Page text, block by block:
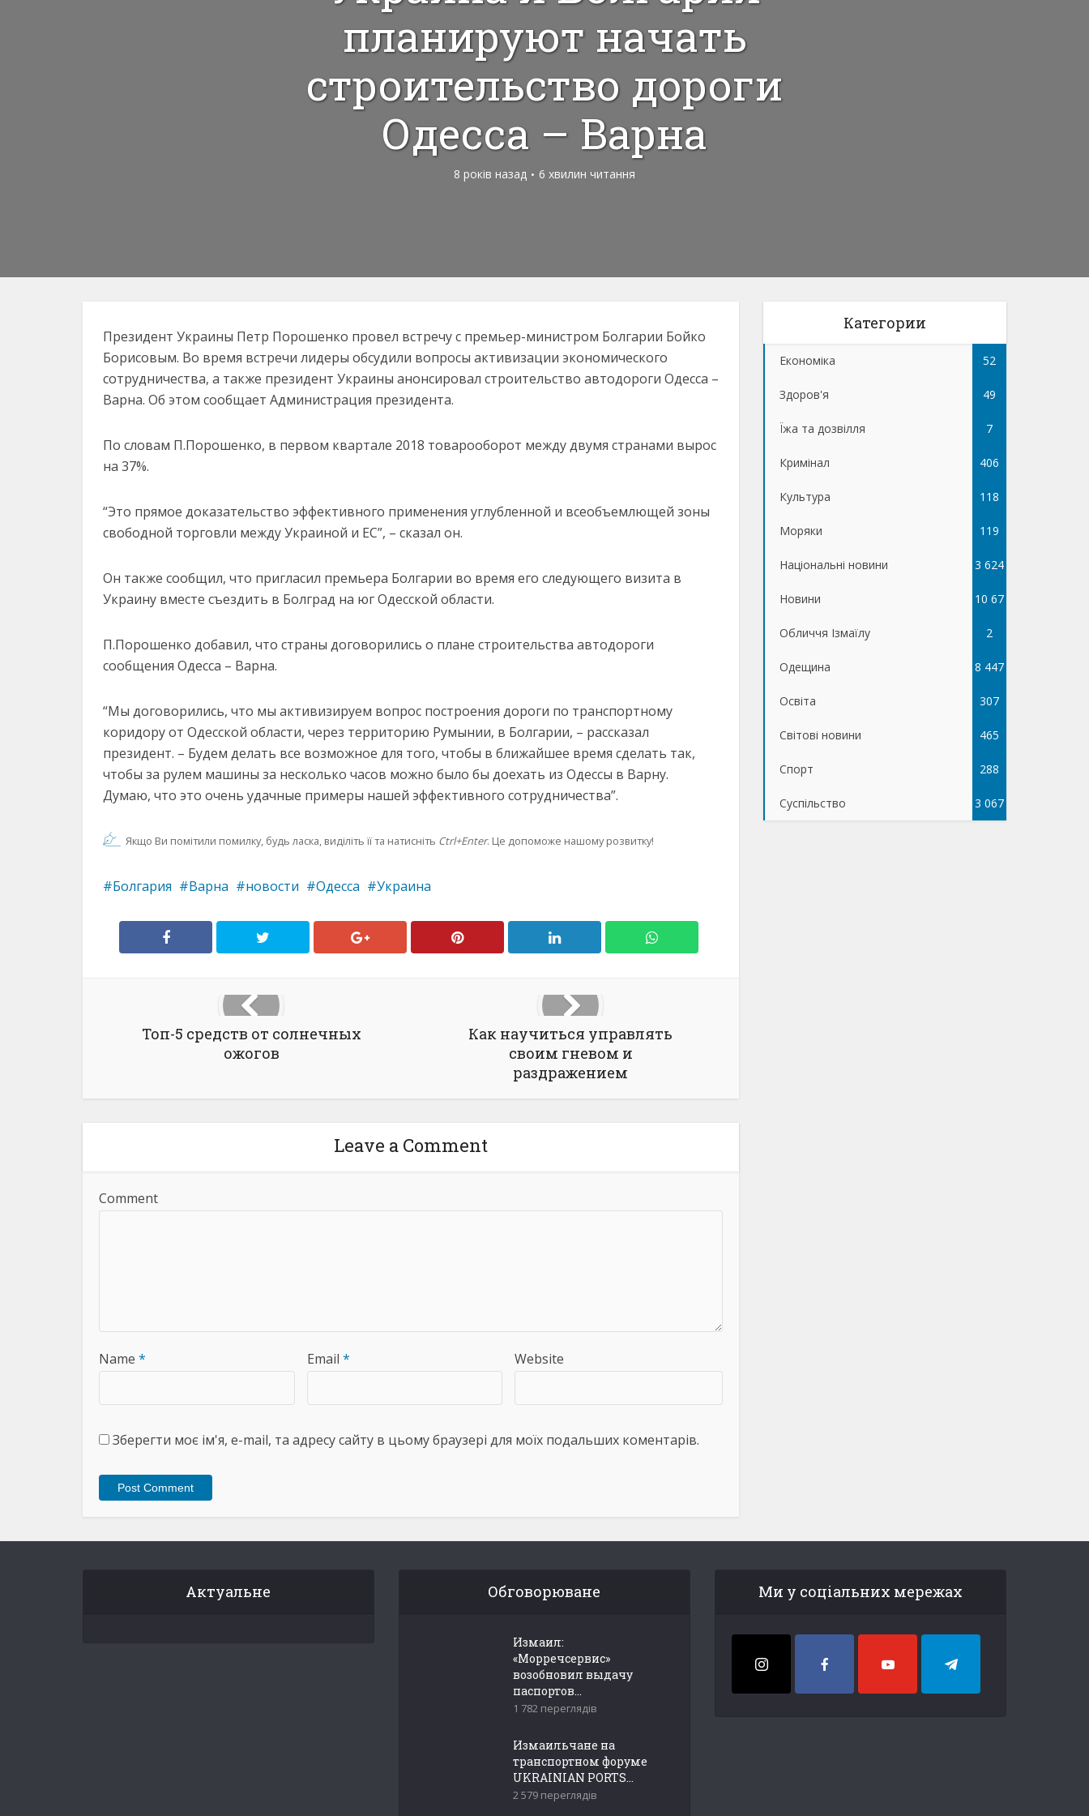
планируют начать
строительство дороги
Одесса – Варна
8 років назад 6 хвилин читання
Президент Украины Петр Порошенко провел встречу с премьер-министром Болгарии Бойко
Борисовым. Во время встречи лидеры обсудили вопросы активизации экономического
сотрудничества, а также президент Украины анонсировал строительство автодороги Одесса –
Варна. Об этом сообщает Администрация президента.
По словам П.Порошенко, в первом квартале 2018 товарооборот между двумя странами вырос
на 37%.
“Это прямое доказательство эффективного применения углубленной и всеобъемлющей зоны
свободной торговли между Украиной и ЕС”, – сказал он.
Он также сообщил, что пригласил премьера Болгарии во время его следующего визита в
Украину вместе съездить в Болград на юг Одесской области.
П.Порошенко добавил, что страны договорились о плане строительства автодороги
сообщения Одесса – Варна.
“Мы договорились, что мы активизируем вопрос построения дороги по транспортному
коридору от Одесской области, через территорию Румынии, в Болгарии, – рассказал
президент. – Будем делать все возможное для того, чтобы в ближайшее время сделать так,
чтобы за рулем машины за несколько часов можно было бы доехать из Одессы в Варну.
Думаю, что это очень удачные примеры нашей эффективного сотрудничества”.
Якщо Ви помітили помилку, будь ласка, виділіть її та натисніть Ctrl+Enter. Це допоможе нашому розвитку!
Болгария Варна новости Одесса Украина
Топ-5 средств от солнечных
ожогов
Как научиться управлять
своим гневом и
раздражением
Leave a Comment
Comment
Name * Email * Website
Зберегти моє ім'я, e-mail, та адресу сайту в цьому браузері для моїх подальших коментарів.
Категории
Економіка 52
Здоров'я 49
Їжа та дозвілля 7
Кримінал 406
Культура 118
Моряки 119
Національні новини 3 624
Новини 10 67
5
Обличчя Ізмаїлу 2
Одещина 8 447
Освіта 307
Світові новини 465
Спорт 288
Суспільство 3 067
Актуальне Обговорюване
Измаил:
«Морречсервис»
возобновил выдачу
паспортов...
1 782 переглядів
Измаильчане на
транспортном форуме
UKRAINIAN PORTS...
2 579 переглядів
Ми у соціальних мережах